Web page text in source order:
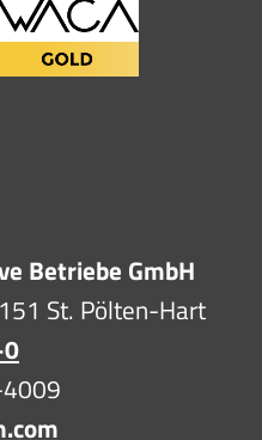
Betriebe GmbH
St. Pölten-Hart